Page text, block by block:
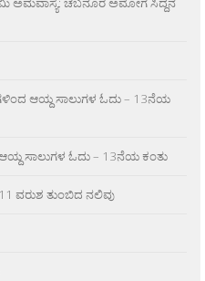
ಆಯ್ದ ಸಾಲುಗಳ ಓದು – 13ನೆಯ
ಸಾಲುಗಳ ಓದು – 13ನೆಯ ಕಂತು
ವರುಶ ತುಂಬಿದ ನಲಿವು